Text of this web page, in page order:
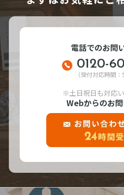
電話でのお問
0120-
（受付対応時間
※土日祝日も対応い
Webからのお